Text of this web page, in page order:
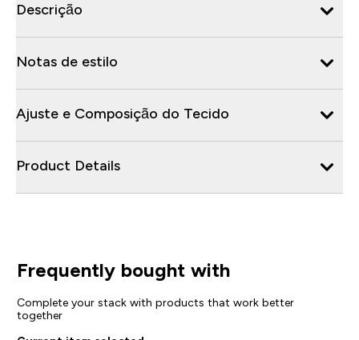
Descrição
Notas de estilo
Ajuste e Composição do Tecido
Product Details
Frequently bought with
Complete your stack with products that work better
together